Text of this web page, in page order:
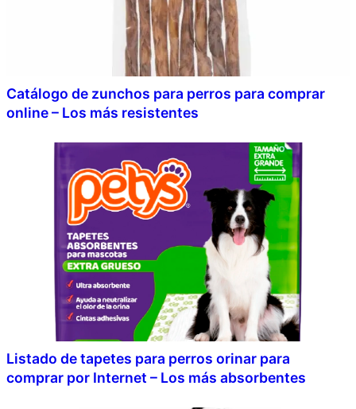
Catálogo de zunchos para perros para comprar
online – Los más resistentes
Listado de tapetes para perros orinar para
comprar por Internet – Los más absorbentes